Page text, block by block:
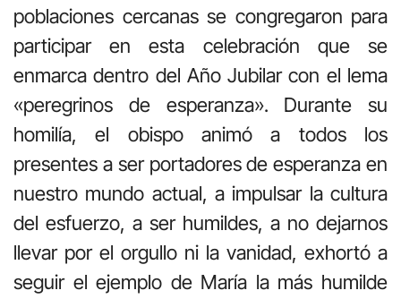
poblaciones cercanas se congregaron para
participar en esta celebración que se
enmarca dentro del Año Jubilar con el lema
«peregrinos de esperanza». Durante su
homilía, el obispo animó a todos los
presentes a ser portadores de esperanza en
nuestro mundo actual, a impulsar la cultura
del esfuerzo, a ser humildes, a no dejarnos
llevar por el orgullo ni la vanidad, exhortó a
seguir el ejemplo de María la más humilde